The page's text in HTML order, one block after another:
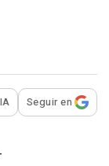
para
IA Seguir en